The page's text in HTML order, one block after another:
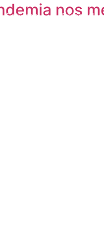
Serviços Press
nos